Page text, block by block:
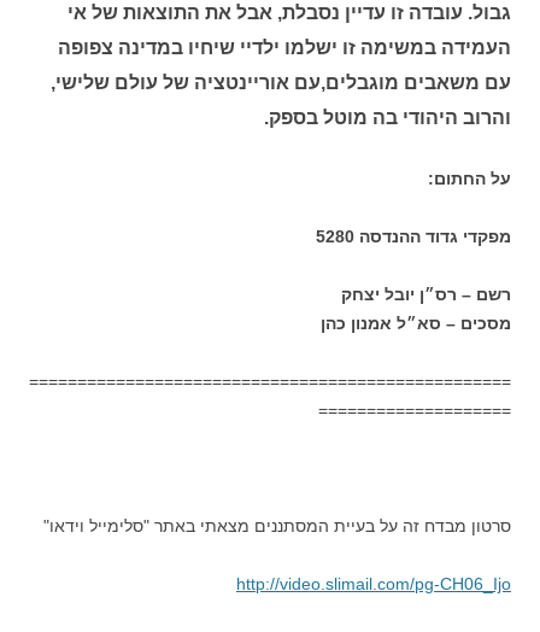
גבול. עובדה זו עדיין נסבלת, אבל את התוצאות של אי
העמידה במשימה זו ישלמו ילדיי שיחיו במדינה צפופה
עם משאבים מוגבלים,עם אוריינטציה של עולם שלישי,
והרוב היהודי בה מוטל בספק.
על החתום:
מפקדי גדוד ההנדסה 5280
רשם – רס״ן יובל יצחק
מסכים – סא״ל אמנון כהן
==================================================
====================
סרטון מבדח זה על בעיית המסתננים מצאתי באתר "סלימייל וידאו"
http://video.slimail.com/pg-CH06_Ijo